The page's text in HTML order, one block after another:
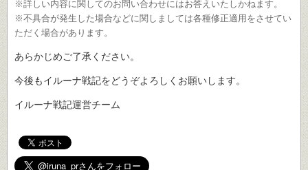
※詳しい内容に関してのお問い合わせにはお答えいたしかねます。
※不具合が発生した場合などに関しましては各種修正適用をさせてい
ただく場合があります。
あらかじめご了承ください。
今後もイルーナ戦記をどうぞよろしくお願いします。
イルーナ戦記運営チーム